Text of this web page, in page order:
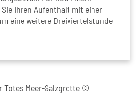
Ihren Aufenthalt mit einer
eine weitere Dreiviertelstunde